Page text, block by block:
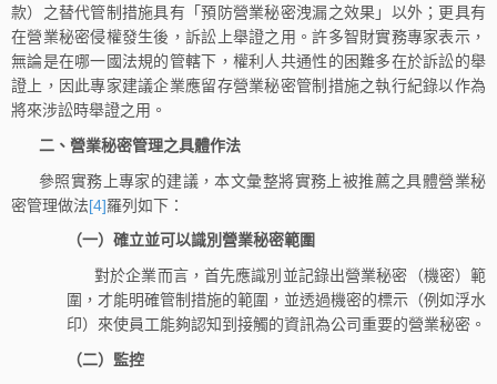
款）之替代管制措施具有「預防營業秘密洩漏之效果」以外；更具有
在營業秘密侵權發生後，訴訟上舉證之用。許多智財實務專家表示，
無論是在哪一國法規的管轄下，權利人共通性的困難多在於訴訟的舉
證上，因此專家建議企業應留存營業秘密管制措施之執行紀錄以作為
將來涉訟時舉證之用。
二、營業秘密管理之具體作法
參照實務上專家的建議，本文彙整將實務上被推薦之具體營業秘
密管理做法[4]羅列如下：
（一）確立並可以識別營業秘密範圍
對於企業而言，首先應識別並記錄出營業秘密（機密）範
圍，才能明確管制措施的範圍，並透過機密的標示（例如浮水
印）來使員工能夠認知到接觸的資訊為公司重要的營業秘密。
（二）監控